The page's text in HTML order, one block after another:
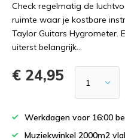
Check regelmatig de
ruimte waar je kostbare
Taylor Guitars Hygrometer.
uiterst belangrijk...
€ 24,95
Werkdagen voor 16:00
Muziekwinkel 2000m2